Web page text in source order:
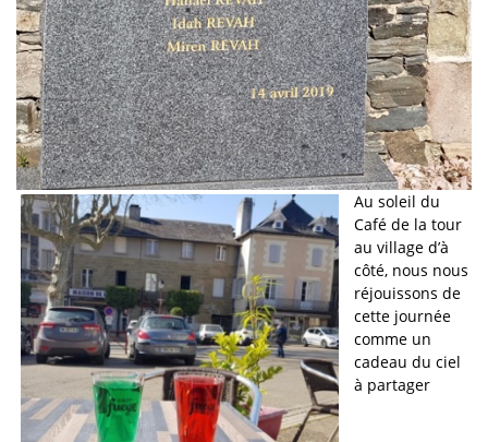
Au soleil du
Café de la tour
au village d’à
côté, nous nous
réjouissons de
cette journée
comme un
cadeau du ciel
à partager